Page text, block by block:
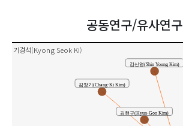
공동연구/유사연구
기경석(Kyong Seok Ki)
김신영(Shin Young Kim)
김창기(Chang-Ki Kim)
김현구(Hyun-Goo Kim)